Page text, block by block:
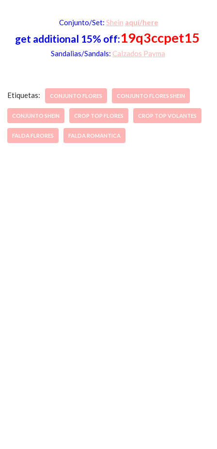
Conjunto/Set: Shein aquí/here
get additional 15% off:19q3ccpet15
Sandalias/Sandals: Calzados Payma
Etiquetas: CONJUNTO FLORES CONJUNTO FLORES SHEIN
CONJUNTO SHEIN CROP TOP FLORES CROP TOP VOLANTES
FALDA FLRORES FALDA ROMANTICA